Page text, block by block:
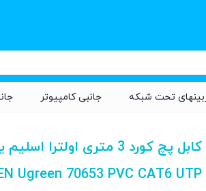
تحت شبکه جانبی کامپیوتر
کابل پچ کورد 3 متری اولترا
Ugreen 70653 PVC CAT6 UTP